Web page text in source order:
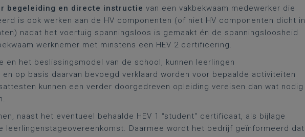
begeleiding en directe instructie van een vakbekwaam medewerker die
is ook werken aan de HV componenten (of niet HV componenten dicht in
nadat het voertuig spanningsloos is gemaakt én de spanningsloosheid
werknemer met minstens een HEV 2 certificering.
en het beslissingsmodel van de school, kunnen leerlingen
en op basis daarvan bevoegd verklaard worden voor bepaalde activiteiten
kunnen een verder doorgedreven opleiding vereisen dan wat nodig
naast het eventueel behaalde HEV 1 “student" certificaat, als bijlage
leerlingenstageovereenkomst. Daarmee wordt het bedrijf geïnformeerd dat